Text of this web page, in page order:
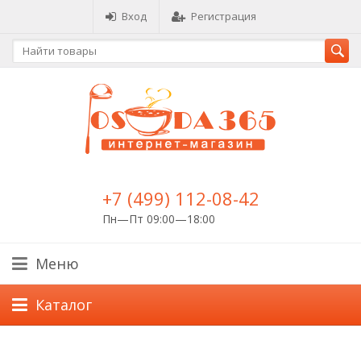
Вход Регистрация
+7 (499) 112-08-42
Пн—Пт 09:00—18:00
Меню
Каталог